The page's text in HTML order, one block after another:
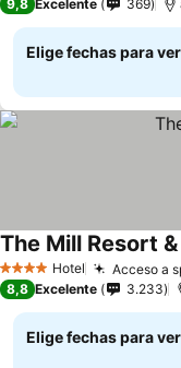
9,8 Excelente 369
Elige fechas para
4 EstrellasHotel Acceso a
The Mill Resort
8,8 Excelente 3.233
Elige fechas para